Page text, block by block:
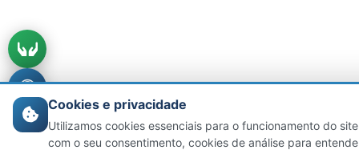
Cookies e privacidade
Utilizamos cookies essenciais para o funcionamento do
com o seu consentimento, cookies de análise para